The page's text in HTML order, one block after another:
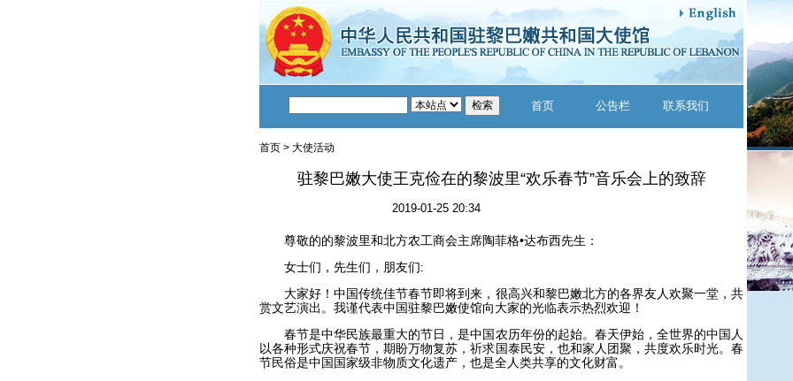
首页 公告栏 联系我们
首页 > 大使活动
驻黎巴嫩大使王克俭在的黎波里“欢乐春节”音乐会上的致辞
2019-01-25 20:34
尊敬的的黎波里和北方农工商会主席陶菲格•达布西先生：
女士们，先生们，朋友们:
大家好！中国传统佳节春节即将到来，很高兴和黎巴嫩北方的各界友人欢聚一堂，共
赏文艺演出。我谨代表中国驻黎巴嫩使馆向大家的光临表示热烈欢迎！
春节是中华民族最重大的节日，是中国农历年份的起始。春天伊始，全世界的中国人
以各种形式庆祝春节，期盼万物复苏，祈求国泰民安，也和家人团聚，共度欢乐时光。春
节民俗是中国国家级非物质文化遗产，也是全人类共享的文化财富。